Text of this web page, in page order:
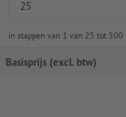
in stappen van 1 van 25 tot 500
Basisprijs (excl. btw)